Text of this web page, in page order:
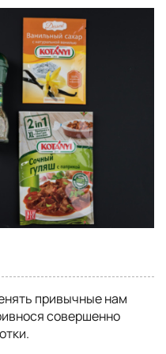
привычные нам
совершенно